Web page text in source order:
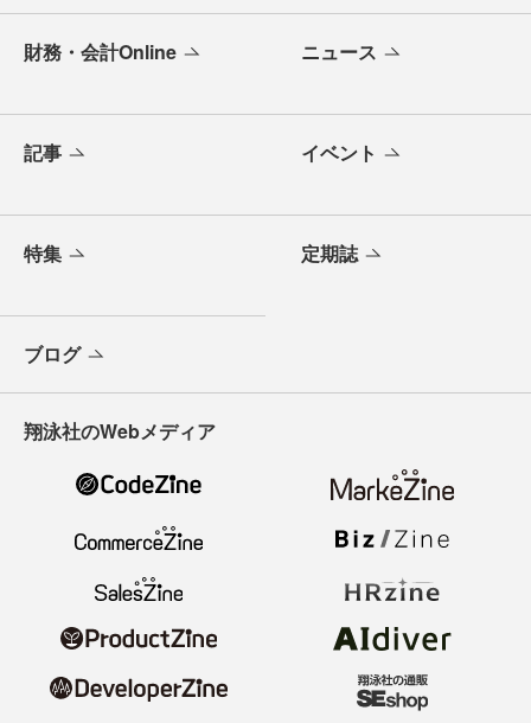
財務・会計Online ニュース
記事 イベント
特集 定期誌
ブログ
翔泳社のWebメディア